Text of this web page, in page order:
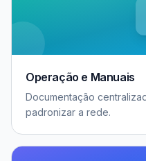
Operação e Manuais
Documentação
padronizar a rede.